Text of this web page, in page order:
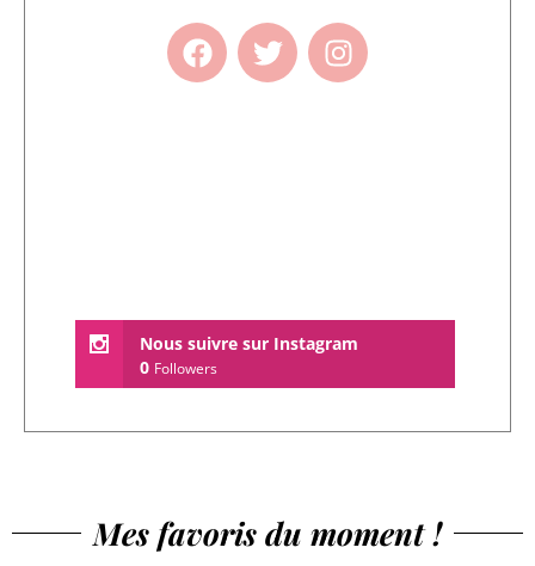
Nous suivre sur Instagram
0 Followers
Mes favoris du moment !